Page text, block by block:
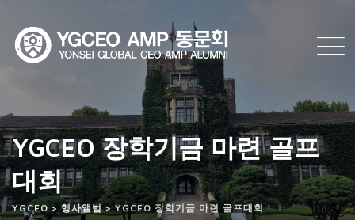
YGCEO 장학기금 마련 골프
대회
YGCEO> 행사앨범>YGCEO 장학기금 마련 골프대회